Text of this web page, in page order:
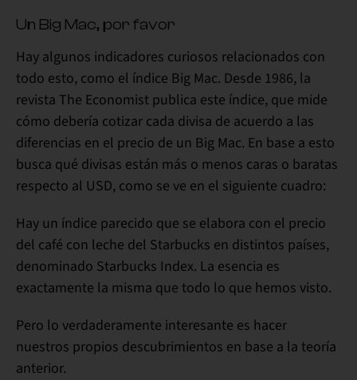
Un Big Mac, por favor
Hay algunos indicadores curiosos relacionados con
todo esto, como el índice Big Mac. Desde 1986, la
revista The Economist publica este índice, que mide
cómo debería cotizar cada divisa de acuerdo a las
diferencias en el precio de un Big Mac. En base a esto
busca qué divisas están más o menos caras o baratas
respecto al USD, como se ve en el siguiente cuadro:
Hay un índice parecido que se elabora con el precio
del café con leche del Starbucks en distintos países,
denominado Starbucks Index. La esencia es
exactamente la misma que todo lo que hemos visto.
Pero lo verdaderamente interesante es hacer
nuestros propios descubrimientos en base a la teoría
anterior.